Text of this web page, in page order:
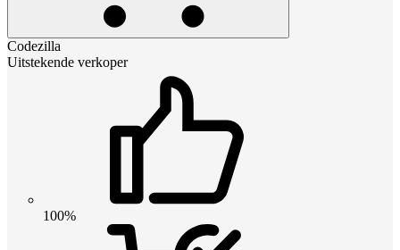
Codezilla
Uitstekende verkoper
100%